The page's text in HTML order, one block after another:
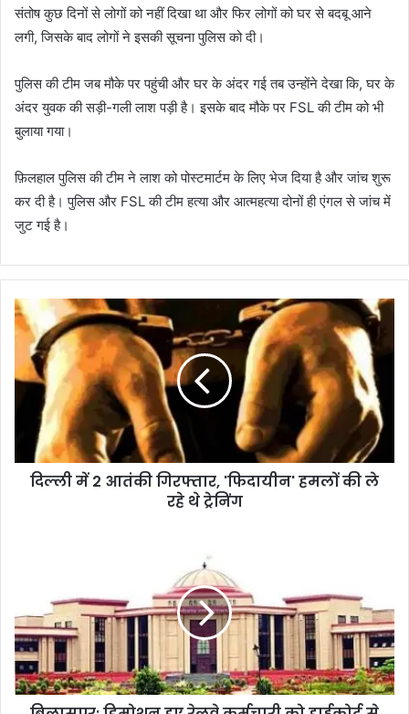
संतोष कुछ दिनों से लोगों को नहीं दिखा था और फिर लोगों को घर से बदबू आने
लगी, जिसके बाद लोगों ने इसकी सूचना पुलिस को दी।
पुलिस की टीम जब मौके पर पहुंची और घर के अंदर गई तब उन्होंने देखा कि, घर के
अंदर युवक की सड़ी-गली लाश पड़ी है। इसके बाद मौके पर FSL की टीम को भी
बुलाया गया।
फ़िलहाल पुलिस की टीम ने लाश को पोस्टमार्टम के लिए भेज दिया है और जांच शुरू
कर दी है। पुलिस और FSL की टीम हत्या और आत्महत्या दोनों ही एंगल से जांच में
जुट गई है।
दिल्ली में 2 आतंकी गिरफ्तार, 'फिदायीन' हमलों की ले
रहे थे ट्रेनिंग